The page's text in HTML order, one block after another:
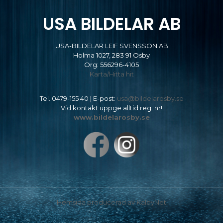
USA BILDELAR AB
USA-BILDELAR LEIF SVENSSON AB
Holma 1027, 283 91 Osby
Org: 556296-4105
Karta/Hitta hit
Tel. 0479-155 40 | E-post: usa@bildelarosby.se
Vid kontakt uppge alltid reg. nr!
www.bildelarosby.se
Hemsida producerad av KalbyNet